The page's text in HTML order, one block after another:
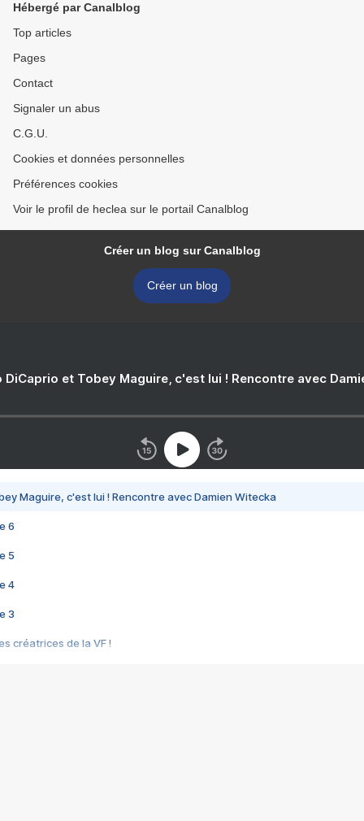
Hébergé par Canalblog
Top articles
Pages
Contact
Signaler un abus
C.G.U.
Cookies et données personnelles
Préférences cookies
Voir le profil de heclea sur le portail Canalblog
Créer un blog sur Canalblog
Créer un blog
DiCaprio et Tobey Maguire, c'est lui ! Rencontre avec
Maguire, c'est lui ! Rencontre avec Damien Witecka
6
5
4
3
créatrices de la VF !